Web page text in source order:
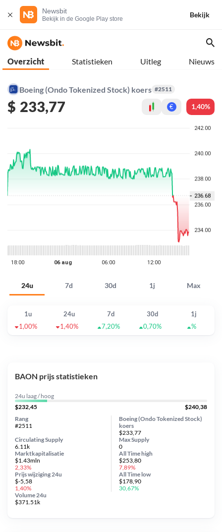
Newsbit
Bekijk in de Google Play store
Bekijk
Overzicht Statistieken Uitleg Nieuws
Boeing (Ondo Tokenized Stock) koers #2511
$ 233,77 € 1,40%
24u 7d 30d 1j Max
1u 24u 7d 30d
1j
1,00%
1,40% 7,20% 0,70% %
BAON prijs statistieken
24u laag / hoog
$232,45
$240,38
Boeing (Ondo Tokenized Stock)
koers
$233,77
Circulating Supply
6.11k
Prijs wijziging 24u
$-5,58
1,40%
Max Supply
0
Marktkapitalisatie
$1.43mln
2,33%
Volume 24u
$371.51k
Rang
#2511
All Timehigh
$253,80
7,89%
All Time low
$178,90
30,67%